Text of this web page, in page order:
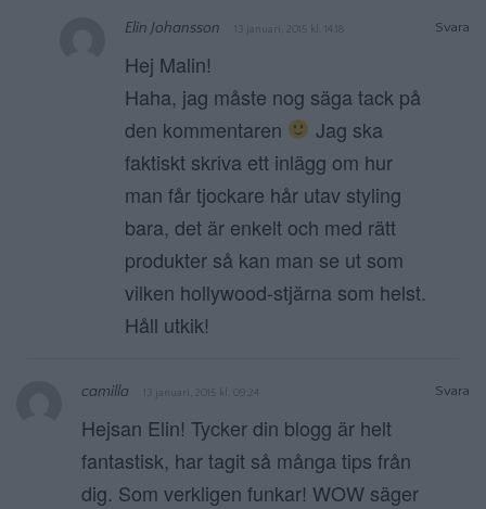
Svara
Elin Johansson 13 januari, 2015 kl. 14:18
Hej Malin!
Haha, jag måste nog säga tack på
den kommentaren
Jag ska
faktiskt skriva ett inlägg om hur
man får tjockare hår utav styling
bara, det är enkelt och med rätt
produkter så kan man se ut som
vilken hollywood-stjärna som helst.
Håll utkik!
Svara
camilla 13 januari, 2015 kl. 09:24
Hejsan Elin! Tycker din blogg är helt
fantastisk, har tagit så många tips från
dig. Som verkligen funkar! WOW säger